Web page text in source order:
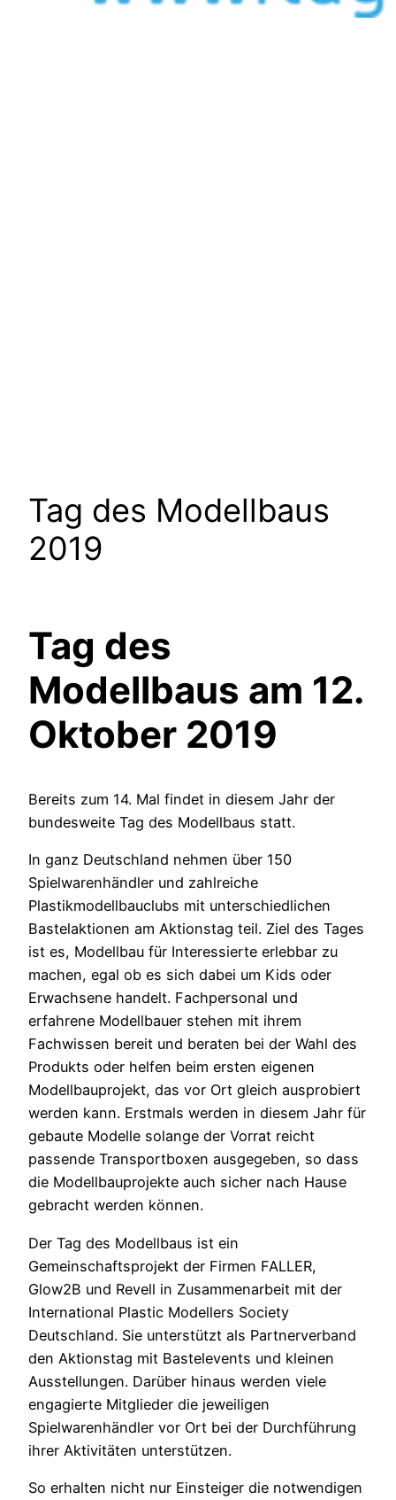
Tag des Modellbaus
2019
Tag des
Modellbaus am 12.
Oktober 2019
Bereits zum 14. Mal findet in diesem Jahr der
bundesweite Tag des Modellbaus statt.
In ganz Deutschland nehmen über 150
Spielwarenhändler und zahlreiche
Plastikmodellbauclubs mit unterschiedlichen
Bastelaktionen am Aktionstag teil. Ziel des Tages
ist es, Modellbau für Interessierte erlebbar zu
machen, egal ob es sich dabei um Kids oder
Erwachsene handelt. Fachpersonal und
erfahrene Modellbauer stehen mit ihrem
Fachwissen bereit und beraten bei der Wahl des
Produkts oder helfen beim ersten eigenen
Modellbauprojekt, das vor Ort gleich ausprobiert
werden kann. Erstmals werden in diesem Jahr für
gebaute Modelle solange der Vorrat reicht
passende Transportboxen ausgegeben, so dass
die Modellbauprojekte auch sicher nach Hause
gebracht werden können.
Der Tag des Modellbaus ist ein
Gemeinschaftsprojekt der Firmen FALLER,
Glow2B und Revell in Zusammenarbeit mit der
International Plastic Modellers Society
Deutschland. Sie unterstützt als Partnerverband
den Aktionstag mit Bastelevents und kleinen
Ausstellungen. Darüber hinaus werden viele
engagierte Mitglieder die jeweiligen
Spielwarenhändler vor Ort bei der Durchführung
ihrer Aktivitäten unterstützen.
So erhalten nicht nur Einsteiger die notwendigen